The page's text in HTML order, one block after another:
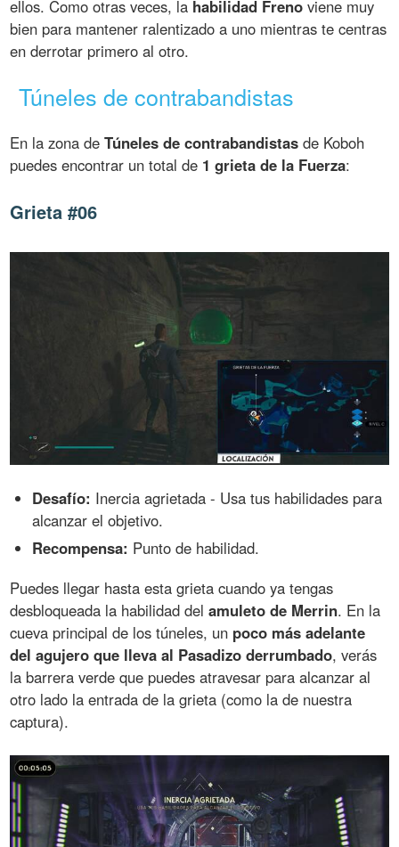
ellos. Como otras veces, la habilidad Freno viene muy
bien para mantener ralentizado a uno mientras te centras
en derrotar primero al otro.
Túneles de contrabandistas
En la zona deTúneles de contrabandistas de Koboh
puedes encontrar un total de 1 grieta de la Fuerza:
Grieta #06
Desafío: Inercia agrietada - Usa tus habilidades para
alcanzar el objetivo.
Recompensa: Punto de habilidad.
Puedes llegar hasta esta grieta cuando ya tengas
desbloqueada la habilidad delamuleto de Merrin. En la
cueva principal de los túneles, un poco más adelante
del agujero que lleva al Pasadizo derrumbado, verás
la barrera verde que puedes atravesar para alcanzar al
otro lado la entrada de la grieta (como la de nuestra
captura).